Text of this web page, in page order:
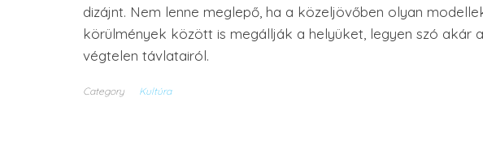
dizájnt. Nem lenne meglepő, ha a közeljövőben olyan
körülmények között is megállják a helyüket, legyen szó akár
végtelen távlatairól.
Category Kultúra